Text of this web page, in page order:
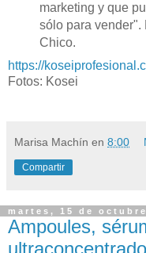
marketing y que
sólo para vender".
Chico.
https://
Fotos: Kosei
Marisa Machín en 8:00
Compartir
martes, 15 de
Ampoules,